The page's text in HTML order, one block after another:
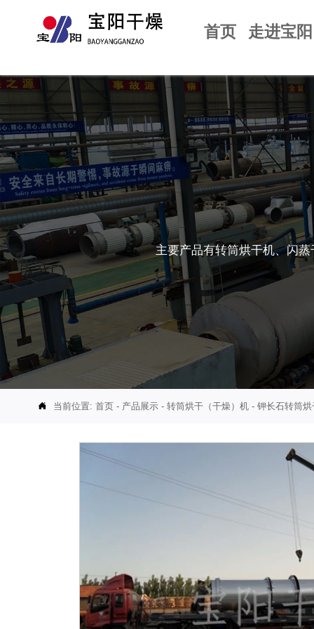
首页 走进宝阳
主要产品有转筒烘干机、闪
 当前位置:首页 - 产品展示 -转筒烘干（干燥）机 -钾长石转筒